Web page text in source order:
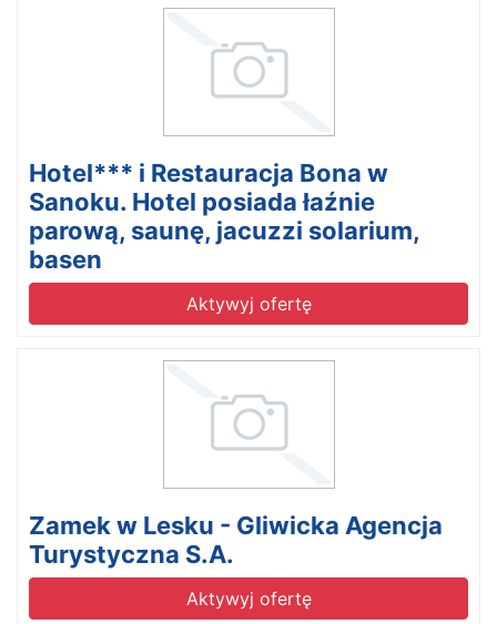
Hotel*** i Restauracja Bona w
Sanoku. Hotel posiada łaźnie
parową, saunę, jacuzzi solarium,
basen
Aktywyj ofertę
Zamek w Lesku - Gliwicka Agencja
Turystyczna S.A.
Aktywyj ofertę